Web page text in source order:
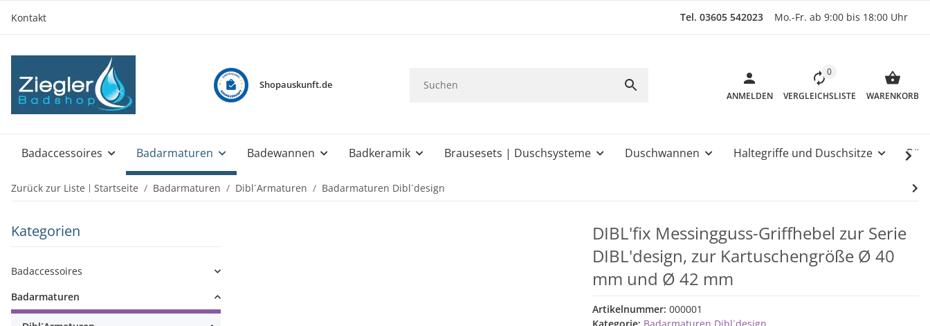
Kontakt Tel. 03605 542023 Mo.-Fr. ab 9:00 bis 18:00 Uhr
Shopauskunft.de
ANMELDEN
0
VERGLEICHSLISTE WARENKORB
Badaccessoires Badarmaturen Badewannen Badkeramik Brausesets | Duschsysteme Duschwannen Haltegriffe und Duschsitze
Zurück zur Liste Startseite Badarmaturen Dibl´Armaturen Badarmaturen Dibl´design
DIBL'fix Messingguss-Griffhebel zur Serie
DIBL'design, zur Kartuschengröße Ø 40
mm und Ø 42 mm
Artikelnummer: 000001
Kategorien
Badaccessoires
Badarmaturen